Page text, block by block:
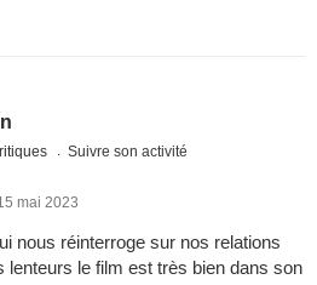
Suivre son activité
mai 2023
nous réinterroge sur nos relations
lenteurs le film est très bien dans son